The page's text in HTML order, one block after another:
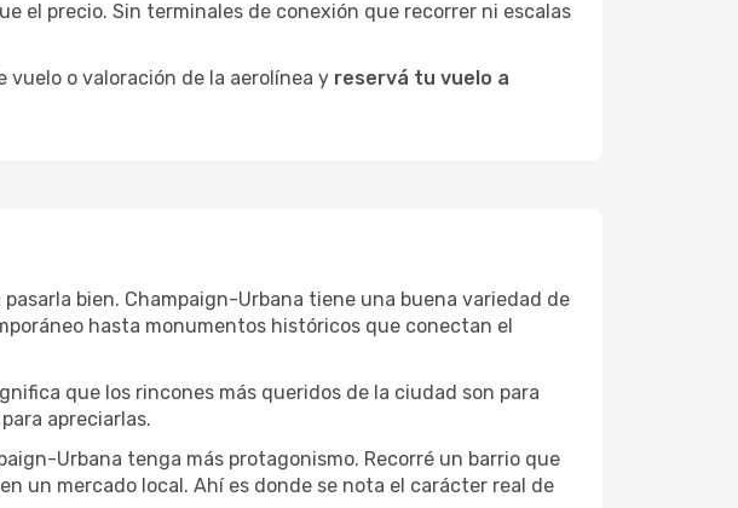
el precio. Sin terminales de conexión que recorrer ni escalas
o valoración de la aerolínea y reservá tu vuelo a
bien. Champaign-Urbana tiene una buena variedad de
hasta monumentos históricos que conectan el
que los rincones más queridos de la ciudad son para
apreciarlas.
Urbana tenga más protagonismo. Recorré un barrio que
un mercado local. Ahí es donde se nota el carácter real de